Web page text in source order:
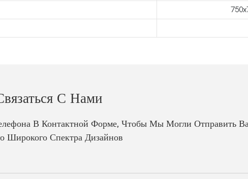
С Нами
В Контактной Форме, Чтобы Мы Могли Отправить
Широкого Спектра Дизайнов